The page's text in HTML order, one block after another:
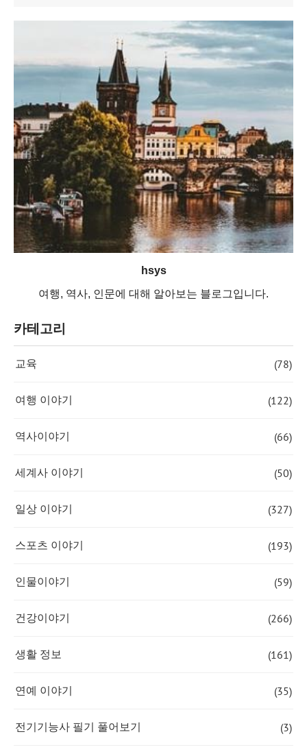
hsys
여행, 역사, 인문에 대해 알아보는 블로그입니다.
카테고리
교육 (78)
여행 이야기 (122)
역사이야기 (66)
세계사 이야기 (50)
일상 이야기 (327)
스포츠 이야기 (193)
인물이야기 (59)
건강이야기 (266)
생활 정보 (161)
연예 이야기 (35)
전기기능사 필기 풀어보기 (3)